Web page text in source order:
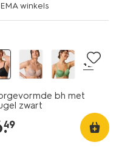
winkels
+2
bh met
zwart
.
49